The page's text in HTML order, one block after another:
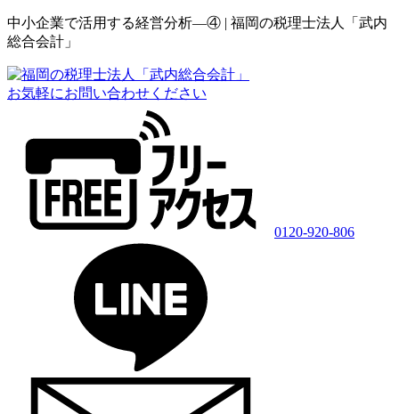
中小企業で活用する経営分析―④ | 福岡の税理士法人「武内
総合会計」
お気軽にお問い合わせください
0120-920-806